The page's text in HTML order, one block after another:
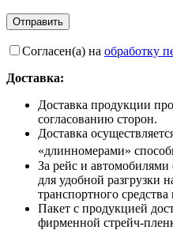
Согласен(а) на обработку
Доставка:
Доставка продукции
согласованию сторон.
Доставка
«длинномерами»
За рейс и
для удобной разгрузки
транспортного
Пакет с продукцией
фирменной стрейч-